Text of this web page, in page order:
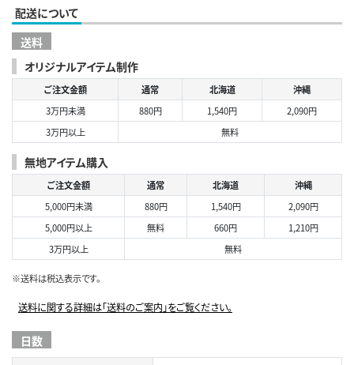
配送について
送料
オリジナルアイテム制作
ご注文金額 通常 北海道
沖縄
3万円未満
880円 1,540円
2,090円
3万円以上
無料
無地アイテム購入
ご注文金額 通常 北海道
沖縄
5,000円未満
880円 1,540円
2,090円
5,000円以上
無料 660円
1,210円
3万円以上
無料
※送料は税込表示です。
送料に関する詳細は「送料のご案内」をご覧ください。
日数